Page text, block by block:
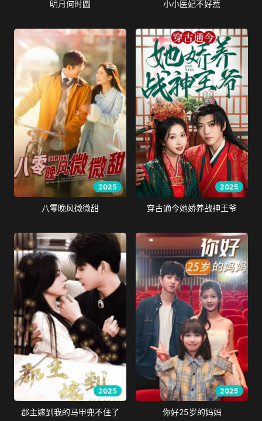
明月何时圆 小小医妃不好惹
2025
八零晚风微微甜
2025
穿古通今她娇养战神王爷
2025
郡主嫁到我的马甲兜不住了
2025
你好25岁的妈妈